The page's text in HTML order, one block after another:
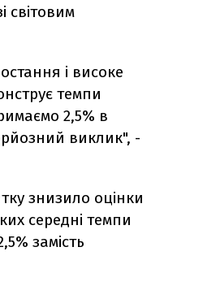
світовим
і високе
темпи
2,5% в
виклик", -
знизило оцінки
середні темпи
замість